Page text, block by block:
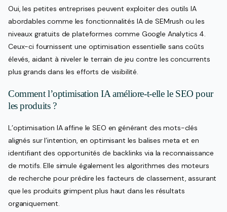
Oui, les petites entreprises peuvent exploiter des outils IA
abordables comme les fonctionnalités IA de SEMrush ou les
niveaux gratuits de plateformes comme Google Analytics 4.
Ceux-ci fournissent une optimisation essentielle sans coûts
élevés, aidant à niveler le terrain de jeu contre les concurrents
plus grands dans les efforts de visibilité.
Comment l’optimisation IA améliore-t-elle le SEO pour
les produits ?
L’optimisation IA affine le SEO en générant des mots-clés
alignés sur l’intention, en optimisant les balises meta et en
identifiant des opportunités de backlinks via la reconnaissance
de motifs. Elle simule également les algorithmes des moteurs
de recherche pour prédire les facteurs de classement, assurant
que les produits grimpent plus haut dans les résultats
organiquement.